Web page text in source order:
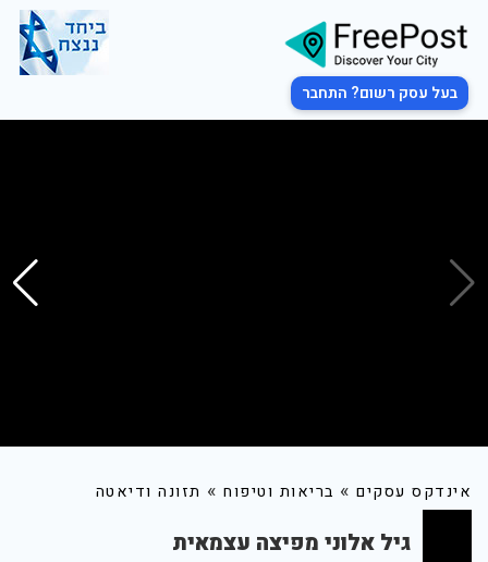
בעל עסק רשום? התחבר
אינדקס עסקים » בריאות וטיפוח » תזונה ודיאטה
גיל אלוני מפיצה עצמאית